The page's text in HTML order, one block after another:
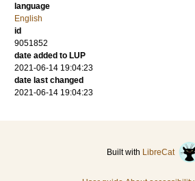
language
English
id
9051852
date added to LUP
2021-06-14 19:04:23
date last changed
2021-06-14 19:04:23
Built with LibreCat